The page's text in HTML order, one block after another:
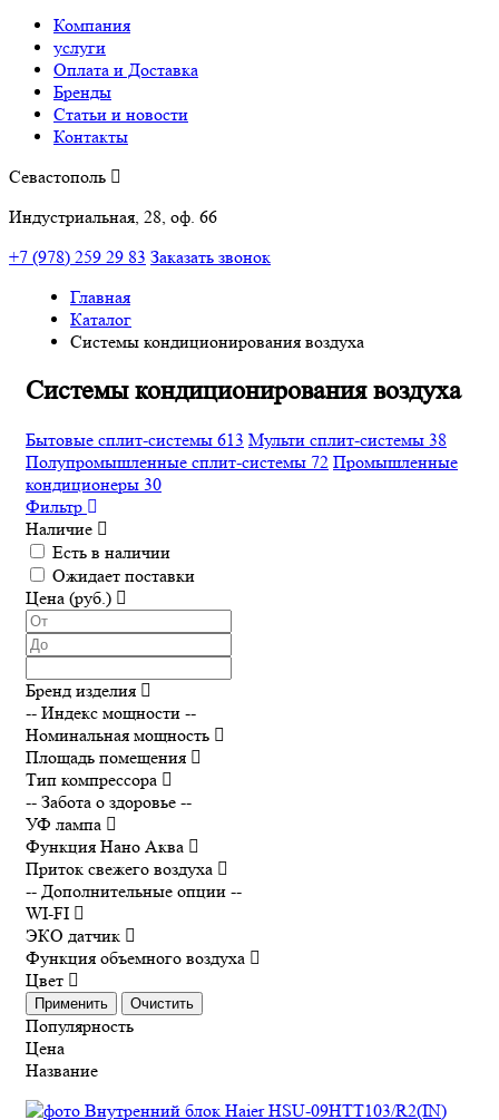
Компания
услуги
Оплата и Доставка
Бренды
Статьи и новости
Контакты
Севастополь
Индустриальная, 28, оф. 66
+7 (978) 259 29 83 Заказать звонок
Главная
Каталог
Системы кондиционирования воздуха
Системы кондиционирования воздуха
Бытовые сплит-системы 613 Мульти сплит-системы 38
Полупромышленные сплит-системы 72 Промышленные
кондиционеры 30
Фильтр
Наличие
Есть в наличии
Ожидает поставки
Цена (руб.)
Бренд изделия
-- Индекс мощности --
Номинальная мощность
Площадь помещения
Тип компрессора
-- Забота о здоровье --
УФ лампа
Функция Нано Аква
Приток свежего воздуха
-- Дополнительные опции --
WI-FI
ЭКО датчик
Функция объемного воздуха
Цвет
Применить Очистить
Популярность
Цена
Название